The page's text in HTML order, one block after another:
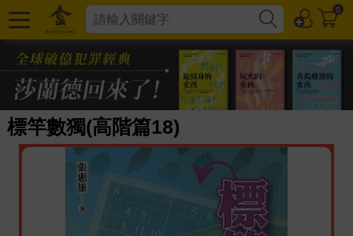
0
標竿數獨(高階篇18)